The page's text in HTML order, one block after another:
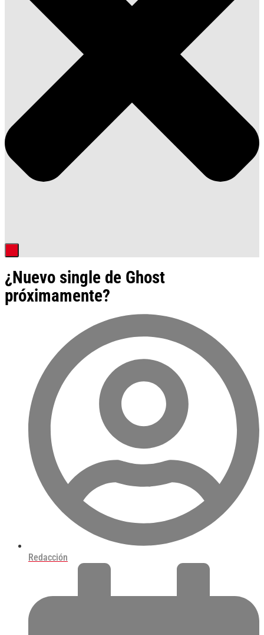
¿Nuevo single de Ghost
próximamente?
Redacción